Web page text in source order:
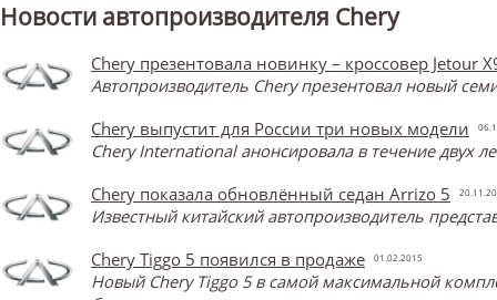
Новости автопроизводителя Chery
Chery презентовала новинку – кроссовер Jetour
Автопроизводитель Chery презентовал новый
Chery выпустит для России три новых модели
Chery International анонсировала в течение двух
Chery показала обновлённый седан Arrizo 5
Известный китайский автопроизводитель
Chery Tiggo 5 появился в продаже
01.02.2015
Новый Chery Tiggo 5 в самой максимальной